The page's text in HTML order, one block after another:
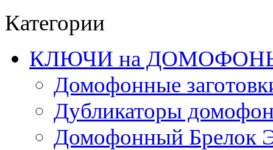
Категории
КЛЮЧИ на
Домофонные
Дубликаторы
Домофонный Брелок